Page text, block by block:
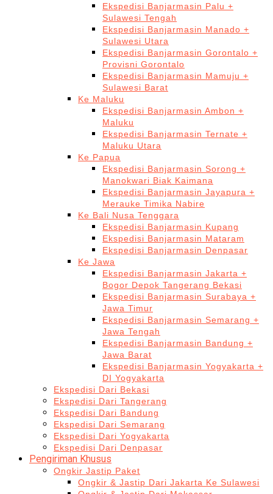
Ekspedisi Banjarmasin Palu +
Sulawesi Tengah
Ekspedisi Banjarmasin Manado +
Sulawesi Utara
Ekspedisi Banjarmasin Gorontalo +
Provisni Gorontalo
Ekspedisi Banjarmasin Mamuju +
Sulawesi Barat
Ke Maluku
Ekspedisi Banjarmasin Ambon +
Maluku
Ekspedisi Banjarmasin Ternate +
Maluku Utara
Ke Papua
Ekspedisi Banjarmasin Sorong +
Manokwari Biak Kaimana
Ekspedisi Banjarmasin Jayapura +
Merauke Timika Nabire
Ke Bali Nusa Tenggara
Ekspedisi Banjarmasin Kupang
Ekspedisi Banjarmasin Mataram
Ekspedisi Banjarmasin Denpasar
Ke Jawa
Ekspedisi Banjarmasin Jakarta +
Bogor Depok Tangerang Bekasi
Ekspedisi Banjarmasin Surabaya +
Jawa Timur
Ekspedisi Banjarmasin Semarang +
Jawa Tengah
Ekspedisi Banjarmasin Bandung +
Jawa Barat
Ekspedisi Banjarmasin Yogyakarta +
DI Yogyakarta
Ekspedisi Dari Bekasi
Ekspedisi Dari Tangerang
Ekspedisi Dari Bandung
Ekspedisi Dari Semarang
Ekspedisi Dari Yogyakarta
Ekspedisi Dari Denpasar
Pengiriman Khusus
Ongkir Jastip Paket
Ongkir & Jastip Dari Jakarta Ke Sulawesi